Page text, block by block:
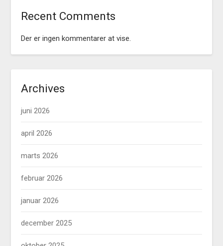
Recent Comments
Der er ingen kommentarer at vise.
Archives
juni 2026
april 2026
marts 2026
februar 2026
januar 2026
december 2025